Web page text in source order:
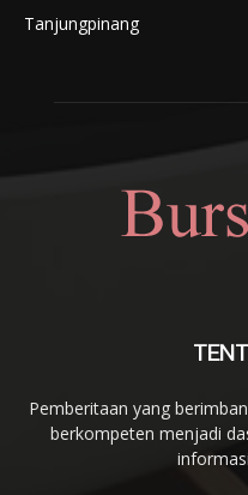
Tanjungpinang
Pemberitaan yang
berkompeten menjadi